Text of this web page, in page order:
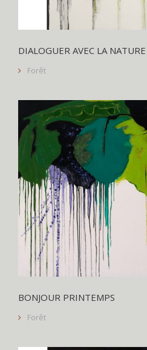
DIALOGUER AVEC LA NATURE
Forêt
BONJOUR PRINTEMPS
Forêt